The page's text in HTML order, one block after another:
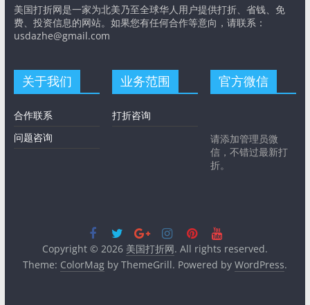
美国打折网是一家为北美乃至全球华人用户提供打折、省钱、免
费、投资信息的网站。如果您有任何合作等意向，请联系：
usdazhe@gmail.com
关于我们
合作联系
问题咨询
业务范围
打折咨询
官方微信
请添加管理员微
信，不错过最新打
折。
Copyright © 2026 美国打折网. All rights reserved.
Theme: ColorMagby ThemeGrill. Powered by WordPress.